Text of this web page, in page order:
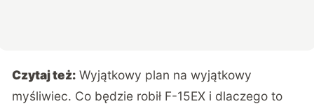
Czytaj też: Wyjątkowy plan na wyjątkowy
myśliwiec. Co będzie robił F-15EX i dlaczego to